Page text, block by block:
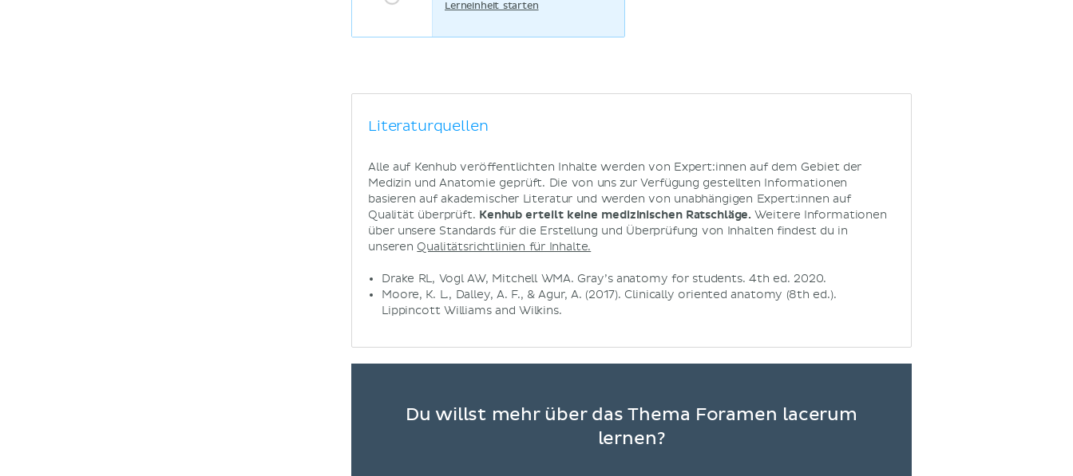
Lerneinheit starten
Literaturquellen
Alle auf Kenhub veröffentlichten Inhalte werden von Expert:innen auf dem Gebiet der
Medizin und Anatomie geprüft. Die von uns zur Verfügung gestellten Informationen
basieren auf akademischer Literatur und werden von unabhängigen Expert:innen auf
Qualität überprüft. Kenhub erteilt keine medizinischen Ratschläge. Weitere Informationen
über unsere Standards für die Erstellung und Überprüfung von Inhalten findest du in
unseren Qualitätsrichtlinien für Inhalte.
Drake RL, Vogl AW, Mitchell WMA. Gray’s anatomy for students. 4th ed. 2020.
Moore, K. L., Dalley, A. F., & Agur, A. (2017). Clinically oriented anatomy (8th ed.).
Lippincott Williams and Wilkins.
Du willst mehr über das Thema Foramen lacerum
lernen?